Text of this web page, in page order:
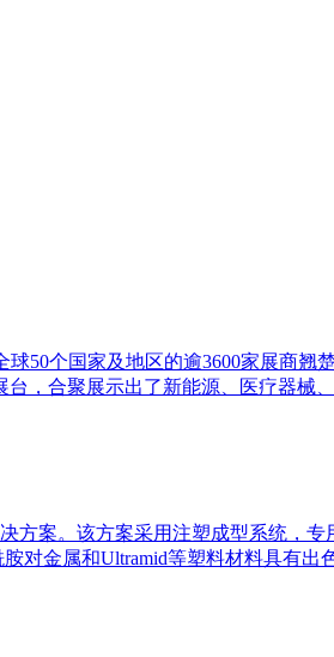
50个国家及地区的逾3600家展商
台，合聚展示出了新能源、医疗器
方案。该方案采用注塑成型系统，
对金属和Ultramid等塑料材料具有